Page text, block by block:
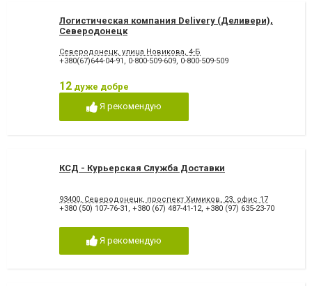
Логистическая компания Delivery (Деливери),
Северодонецк
Северодонецк, улица Новикова, 4-Б
+380(67)644-04-91 , 0-800-509-609, 0-800-509-509
12 дуже добре
Я рекомендую
КСД - Курьерская Служба Доставки
93400, Северодонецк, проспект Химиков, 23, офис 17
+380 (50) 107-76-31 , +380 (67) 487-41-12, +380 (97) 635-23-70
Я рекомендую